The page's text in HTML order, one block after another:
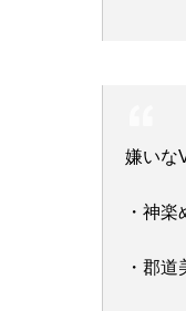
嫌いな
・神
・郡